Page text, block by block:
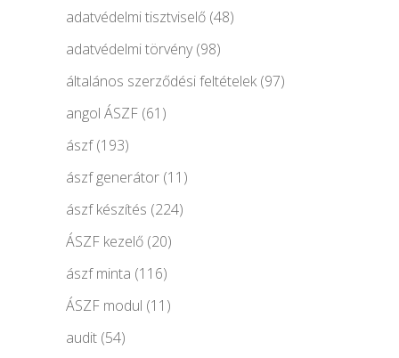
adatvédelmi tisztviselő (48)
adatvédelmi törvény(98)
általános szerződési feltételek(97)
angol ÁSZF (61)
ászf(193)
ászf generátor (11)
ászf készítés (224)
ÁSZF kezelő (20)
ászf minta (116)
ÁSZF modul (11)
audit (54)